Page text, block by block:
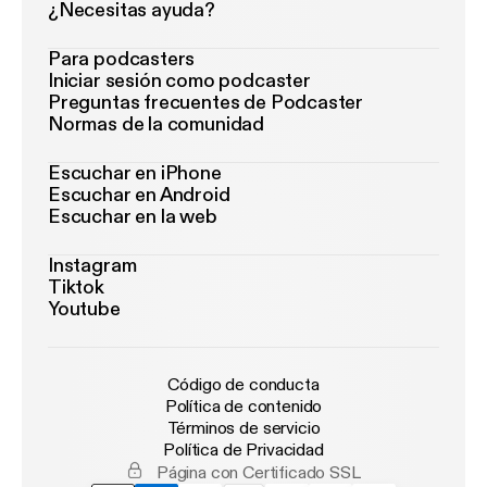
¿Necesitas ayuda?
Para podcasters
Iniciar sesión como podcaster
Preguntas frecuentes de Podcaster
Normas de la comunidad
Escuchar en iPhone
Escuchar en Android
Escuchar en la web
Instagram
Tiktok
Youtube
Código de conducta
Política de contenido
Términos de servicio
Política de Privacidad
Página con Certificado SSL